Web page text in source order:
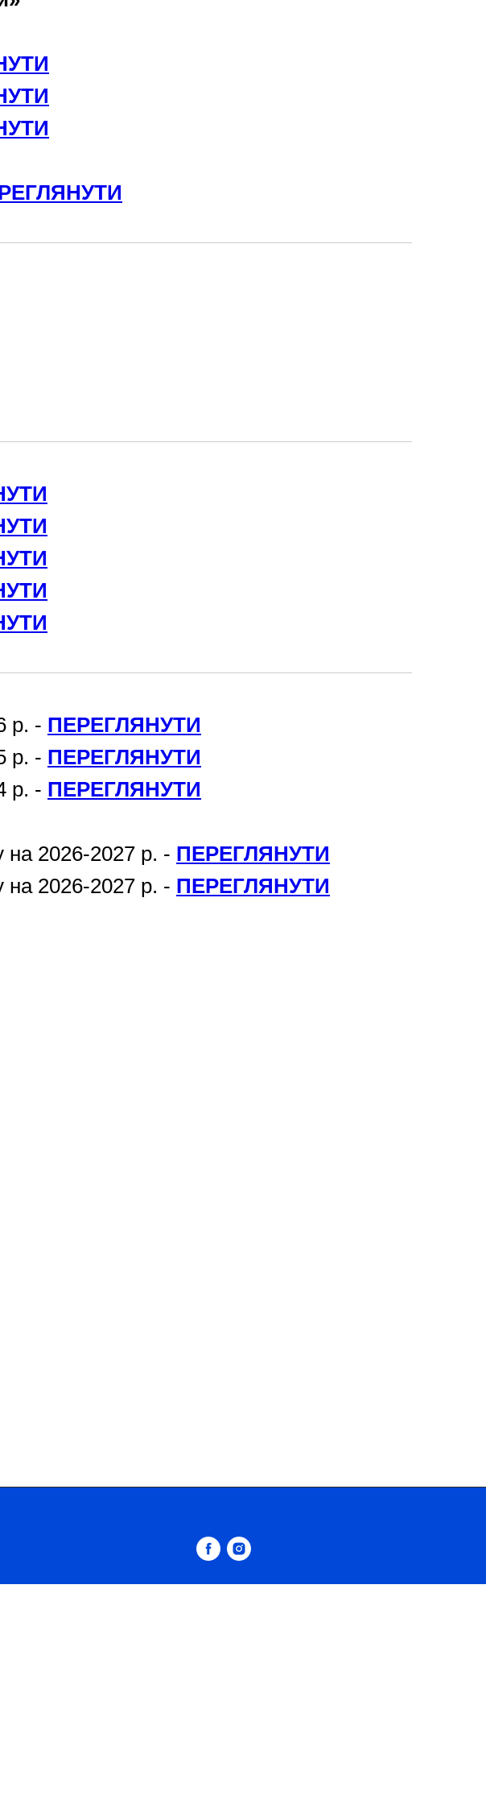
р. - ПЕРЕГЛЯНУТИ
р. - ПЕРЕГЛЯНУТИ
р. - ПЕРЕГЛЯНУТИ
на 2026-2027 р. - ПЕРЕГЛЯНУТИ
на 2026-2027 р. - ПЕРЕГЛЯНУТИ